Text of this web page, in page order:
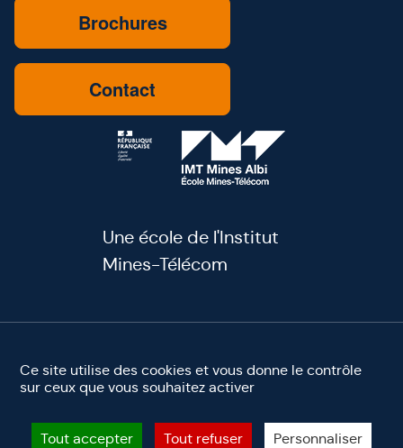
Ce site utilise des cookies et vous donne le contrôle
sur ceux que vous souhaitez activer
Tout accepter Tout refuser Personnaliser
Brochures
Contact
Une école de l'Institut
Mines-Télécom
youtube
linkedin
facebook
instagram
Mentions légales
©2025 IMT Mines Albi. Tous droits réservés